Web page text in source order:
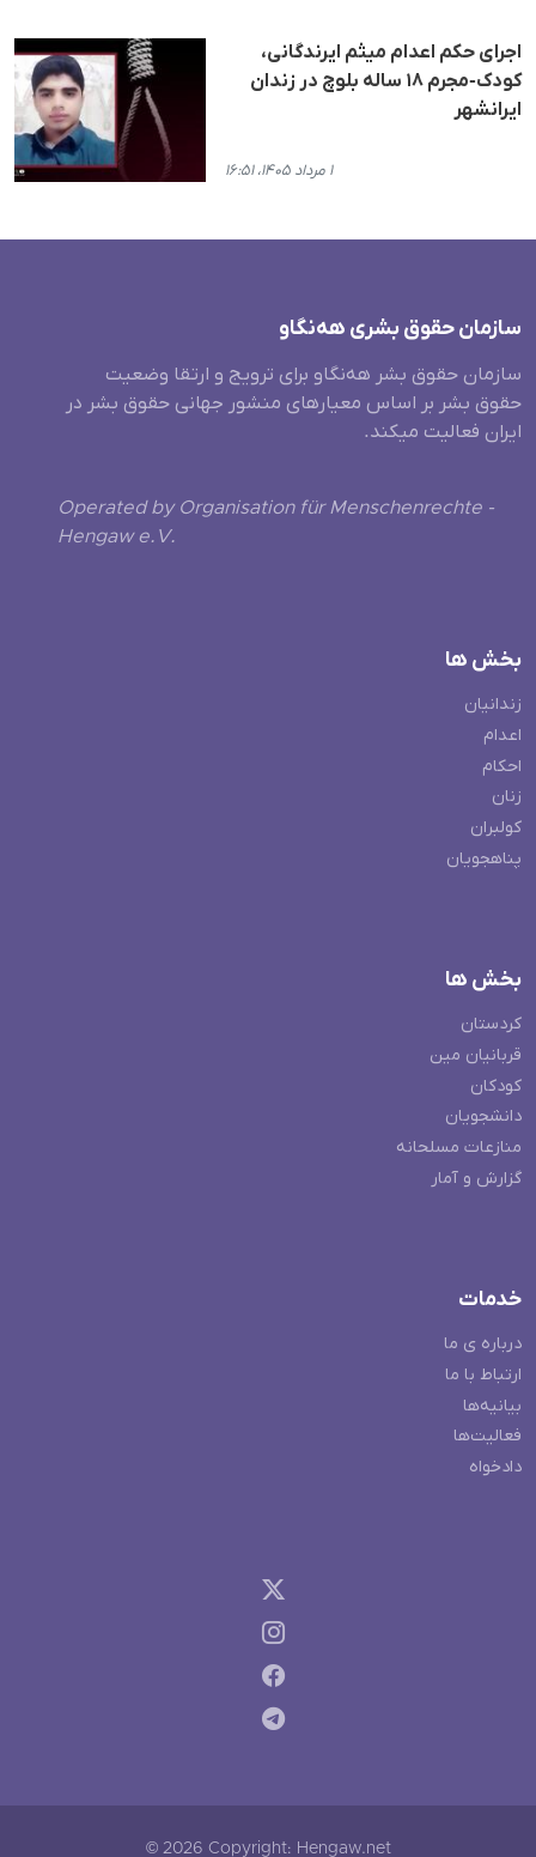
اجرای حکم اعدام میثم ایرندگانی،
کودک-مجرم ۱۸ ساله بلوچ در زندان
ایرانشهر
۱ مرداد ۱۴۰۵، ۱۶:۵۱
سازمان حقوق بشری هەنگاو
سازمان حقوق بشر هه‌نگاو برای ترویج و ارتقا وضعیت
حقوق بشر بر اساس معیارهای منشور جهانی حقوق بشر در
ایران فعالیت میکند.
Operated by Organisation für Menschenrechte -
Hengaw e.V.
بخش ها
زندانیان
اعدام
احکام
زنان
کولبران
پناهجویان
بخش ها
کردستان
قربانیان مین
کودکان
دانشجویان
منازعات مسلحانه
گزارش و آمار
خدمات
درباره ی ما
ارتباط با ما
بیانیه‌ها
فعالیت‌ها
دادخواه
© 2026 Copyright: Hengaw.net